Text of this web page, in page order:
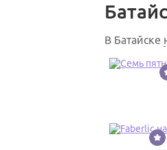
В Батайске
1
2